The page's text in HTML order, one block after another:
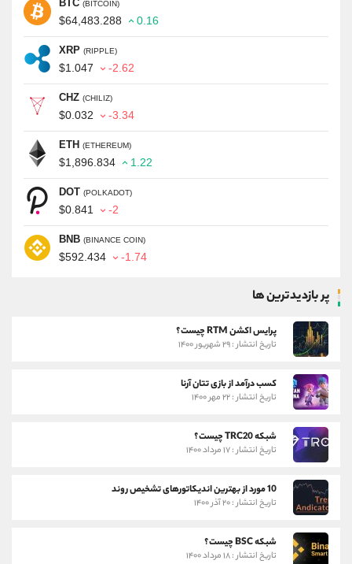
BTC (BITCOIN)
$64,483.288 0.16
XRP (RIPPLE)
$1.047 -2.62
CHZ (CHILIZ)
$0.032 -3.34
ETH (ETHEREUM)
$1,896.834 1.22
DOT (POLKADOT)
$0.841 -2
BNB (BINANCE COIN)
$592.434 -1.74
پر بازدیدترین ها
پرایس اکشن RTM چیست؟
تاریخ انتشار : ۲۹ شهریور ۱۴۰۰
کسب درآمد از بازی تتان آرنا
تاریخ انتشار : ۲۲ مهر ۱۴۰۰
شبکه TRC20 چیست؟
تاریخ انتشار : ۱۷ مرداد ۱۴۰۰
10 مورد از بهترین اندیکاتورهای تشخیص روند
تاریخ انتشار : ۲۰ آذر ۱۴۰۰
شبکه BSC چیست؟
تاریخ انتشار : ۱۸ مرداد ۱۴۰۰